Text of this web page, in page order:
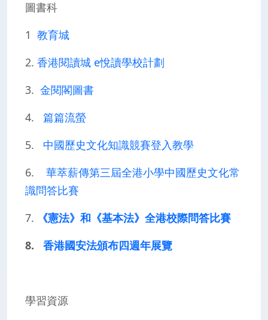
圖書科
1 教育城
2. 香港閱讀城 e悅讀學校計劃
3. 金閱閣圖書
4.
篇篇流螢
5. 中國歷史文化知識競賽登入教學
6. 華萃薪傳第三屆全港小學中國歷史文化常
識問答比賽
7.
《憲法》和《基本法》全港校際問答比賽
8. 香港國安法頒布四週年展覽
學習資源